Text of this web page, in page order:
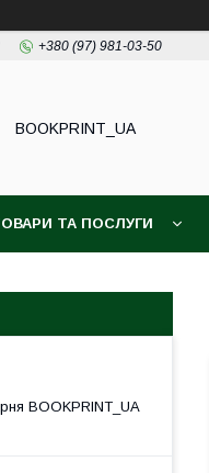
+380 (97) 981-03-50
BOOKPRINT_UA
ТА ПОСЛУГИ
BOOKPRINT_UA